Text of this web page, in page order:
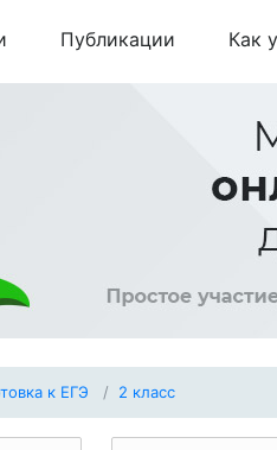
Публикации Как
к ЕГЭ 2 класс